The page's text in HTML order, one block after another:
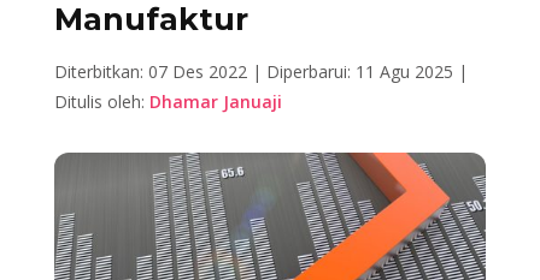
Manufaktur
Diterbitkan: 07 Des 2022 | Diperbarui: 11 Agu 2025 |
Ditulis oleh: Dhamar Januaji